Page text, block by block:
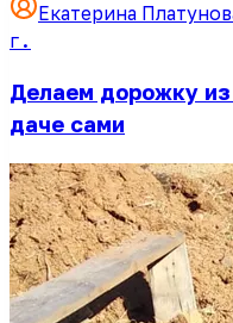
Екатерина
г.
Делаем дорожку из
даче сами